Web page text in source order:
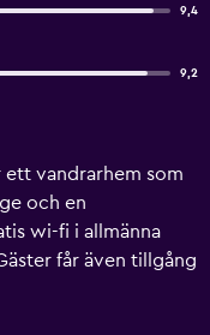
9,4
9,2
ett vandrarhem som
och en
wi-fi i allmänna
får även tillgång
och en
Broad Haven -